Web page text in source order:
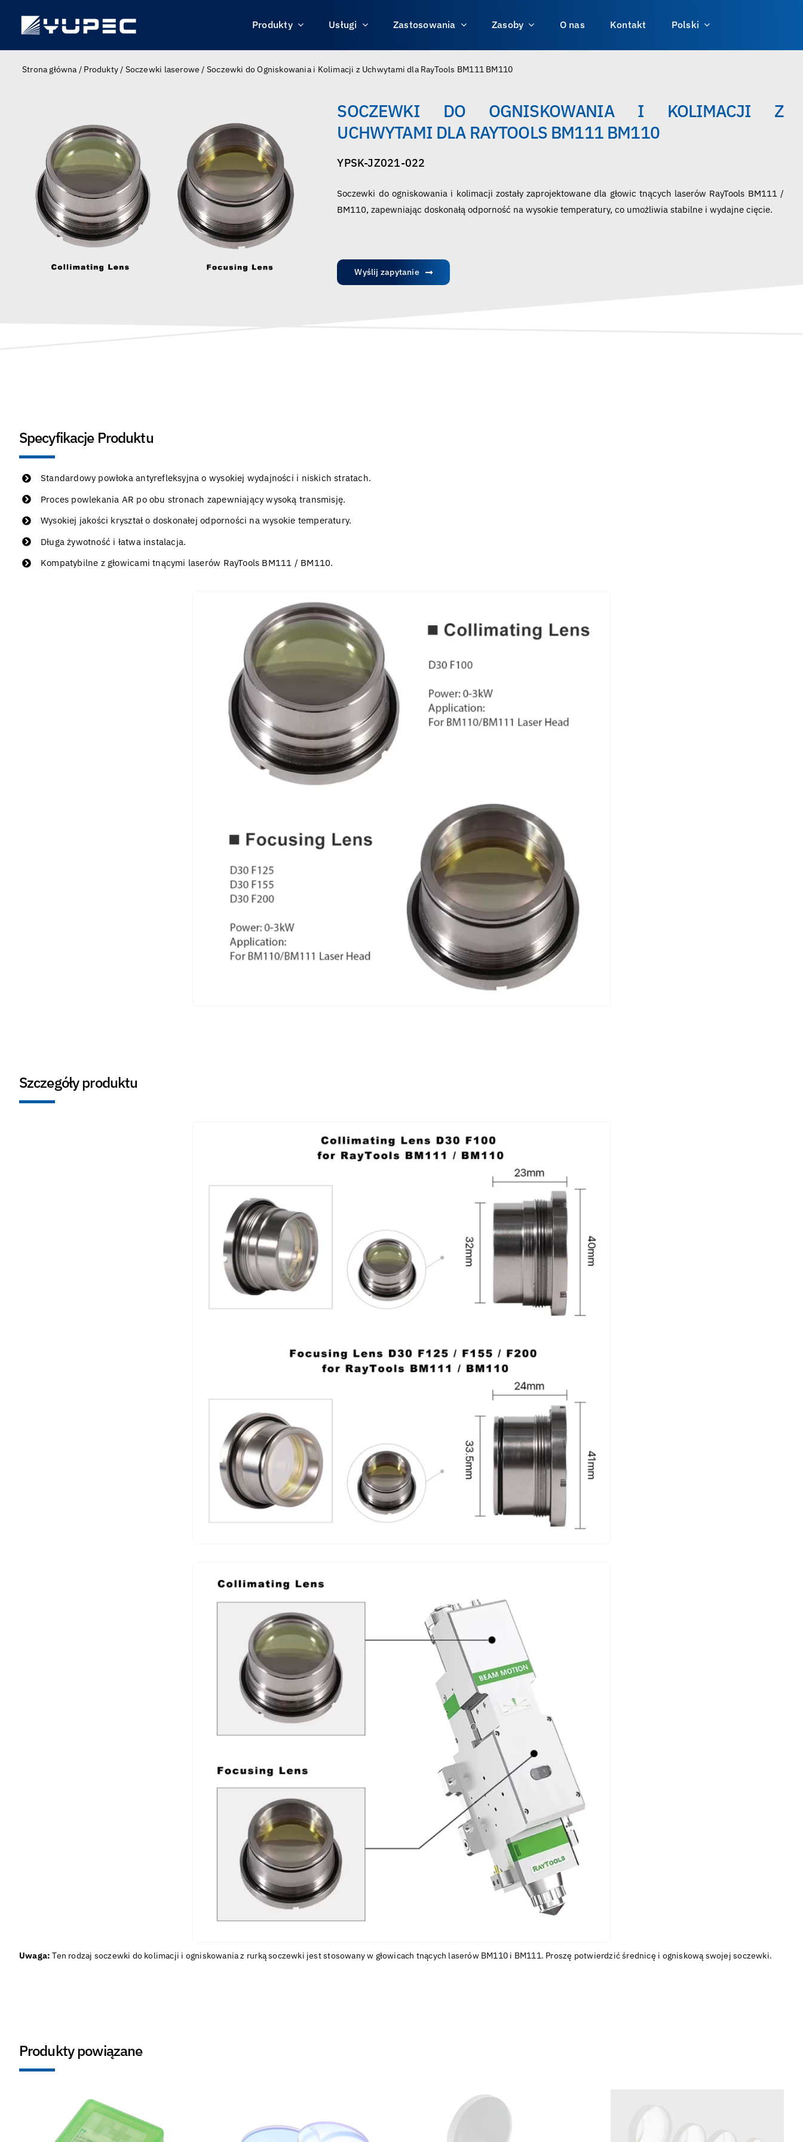
content
Produkty Usługi Zastosowania Zasoby O nas Kontakt Polski
Strona główna / Produkty/ Soczewki laserowe / Soczewki do Ogniskowania i Kolimacji z Uchwytami dla RayTools BM111 BM110
SOCZEWKI DO OGNISKOWANIA I KOLIMACJI Z
UCHWYTAMI DLA RAYTOOLS BM111 BM110
YPSK-JZ021-022
Soczewki do ogniskowania i kolimacji zostały zaprojektowane dla głowic tnących laserów RayTools BM111 /
BM110, zapewniając doskonałą odporność na wysokie temperatury, co umożliwia stabilne i wydajne cięcie.
Wyślij zapytanie
Specyfikacje Produktu
Standardowy powłoka antyrefleksyjna o wysokiej wydajności i niskich stratach.
Proces powlekania AR po obu stronach zapewniający wysoką transmisję.
Wysokiej jakości kryształ o doskonałej odporności na wysokie temperatury.
Długa żywotność i łatwa instalacja.
Kompatybilne z głowicami tnącymi laserów RayTools BM111 / BM110.
Szczegóły produktu
Uwaga: Ten rodzaj soczewki do kolimacji i ogniskowania z rurką soczewki jest stosowany w głowicach tnących laserów BM110 i BM111. Proszę potwierdzić średnicę i ogniskową swojej soczewki.
Produkty powiązane